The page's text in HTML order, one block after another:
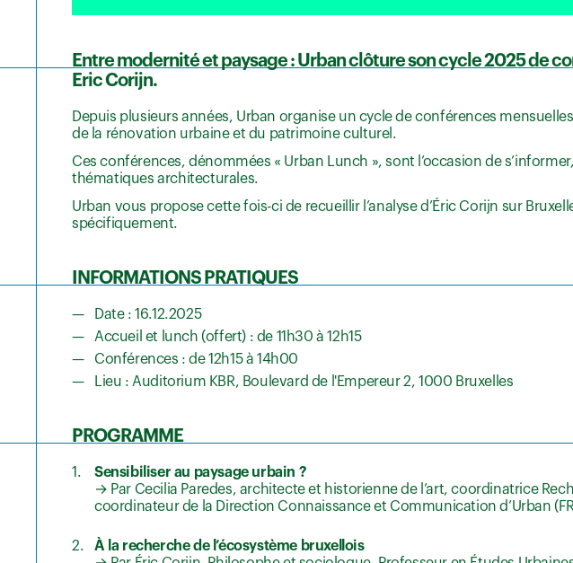
Entre modernité et paysage : Urban clôture son cycle 2025 de
Eric Corijn.
Depuis plusieurs années, Urban organise un cycle de conférences
de la rénovation urbaine et du patrimoine culturel.
Ces conférences, dénommées « Urban Lunch », sont l’occasion de
thématiques architecturales.
Urban vous propose cette fois-ci de recueillir l’analyse d’Éric Corijn sur
spécifiquement.
INFORMATIONS PRATIQUES
Date : 16.12.2025
Accueil et lunch (offert) : de 11h30 à 12h15
Conférences : de 12h15 à 14h00
Lieu : Auditorium KBR, Boulevard de l'Empereur 2, 1000 Bruxelles
PROGRAMME
Sensibiliser au paysage urbain ?
→ Par Cecilia Paredes, architecte et historienne de l’art, coordinatrice
coordinateur de la Direction Connaissance et Communication d’Urban
À la recherche de l’écosystème bruxellois